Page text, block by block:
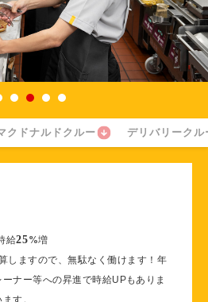
クドナルドクルー デリバリークル
給25%増
しますので、無駄なく働けます！年
ナー等への昇進で時給UPもありま
す。